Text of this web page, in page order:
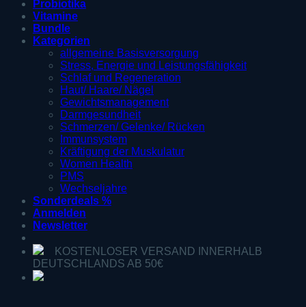
Probiotika
Vitamine
Bundle
Kategorien
allgemeine Basisversorgung
Stress, Energie und Leistungsfähigkeit
Schlaf und Regeneration
Haut/ Haare/ Nägel
Gewichtsmanagement
Darmgesundheit
Schmerzen/ Gelenke/ Rücken
Immunsystem
Kräftigung der Muskulatur
Women Health
PMS
Wechseljahre
Sonderdeals %
Anmelden
Newsletter
KOSTENLOSER VERSAND INNERHALB
DEUTSCHLANDS AB 50€